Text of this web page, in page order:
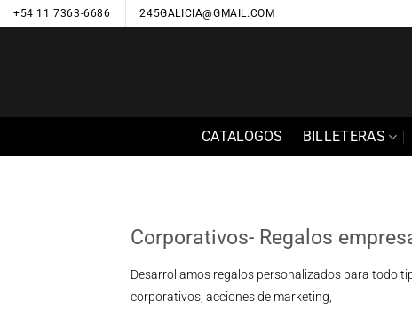
Saltar
al
+54 11 7363-6686 245GALICIA@GMAIL.COM
CATALOGOS BILLETERAS
Corporativos- Regalos
Desarrollamos regalos personalizados para todo
corporativos, acciones de marketing,